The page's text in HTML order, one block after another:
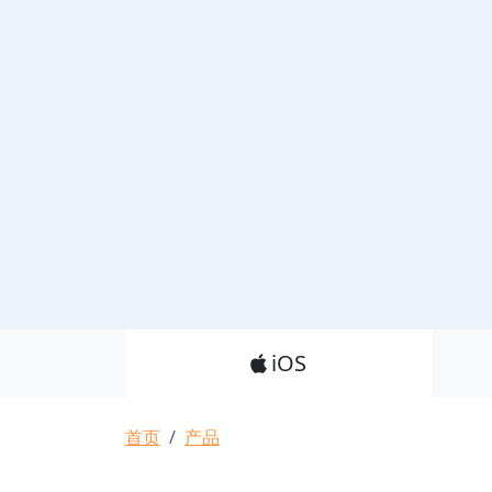
iOS
面包屑
首页 产品